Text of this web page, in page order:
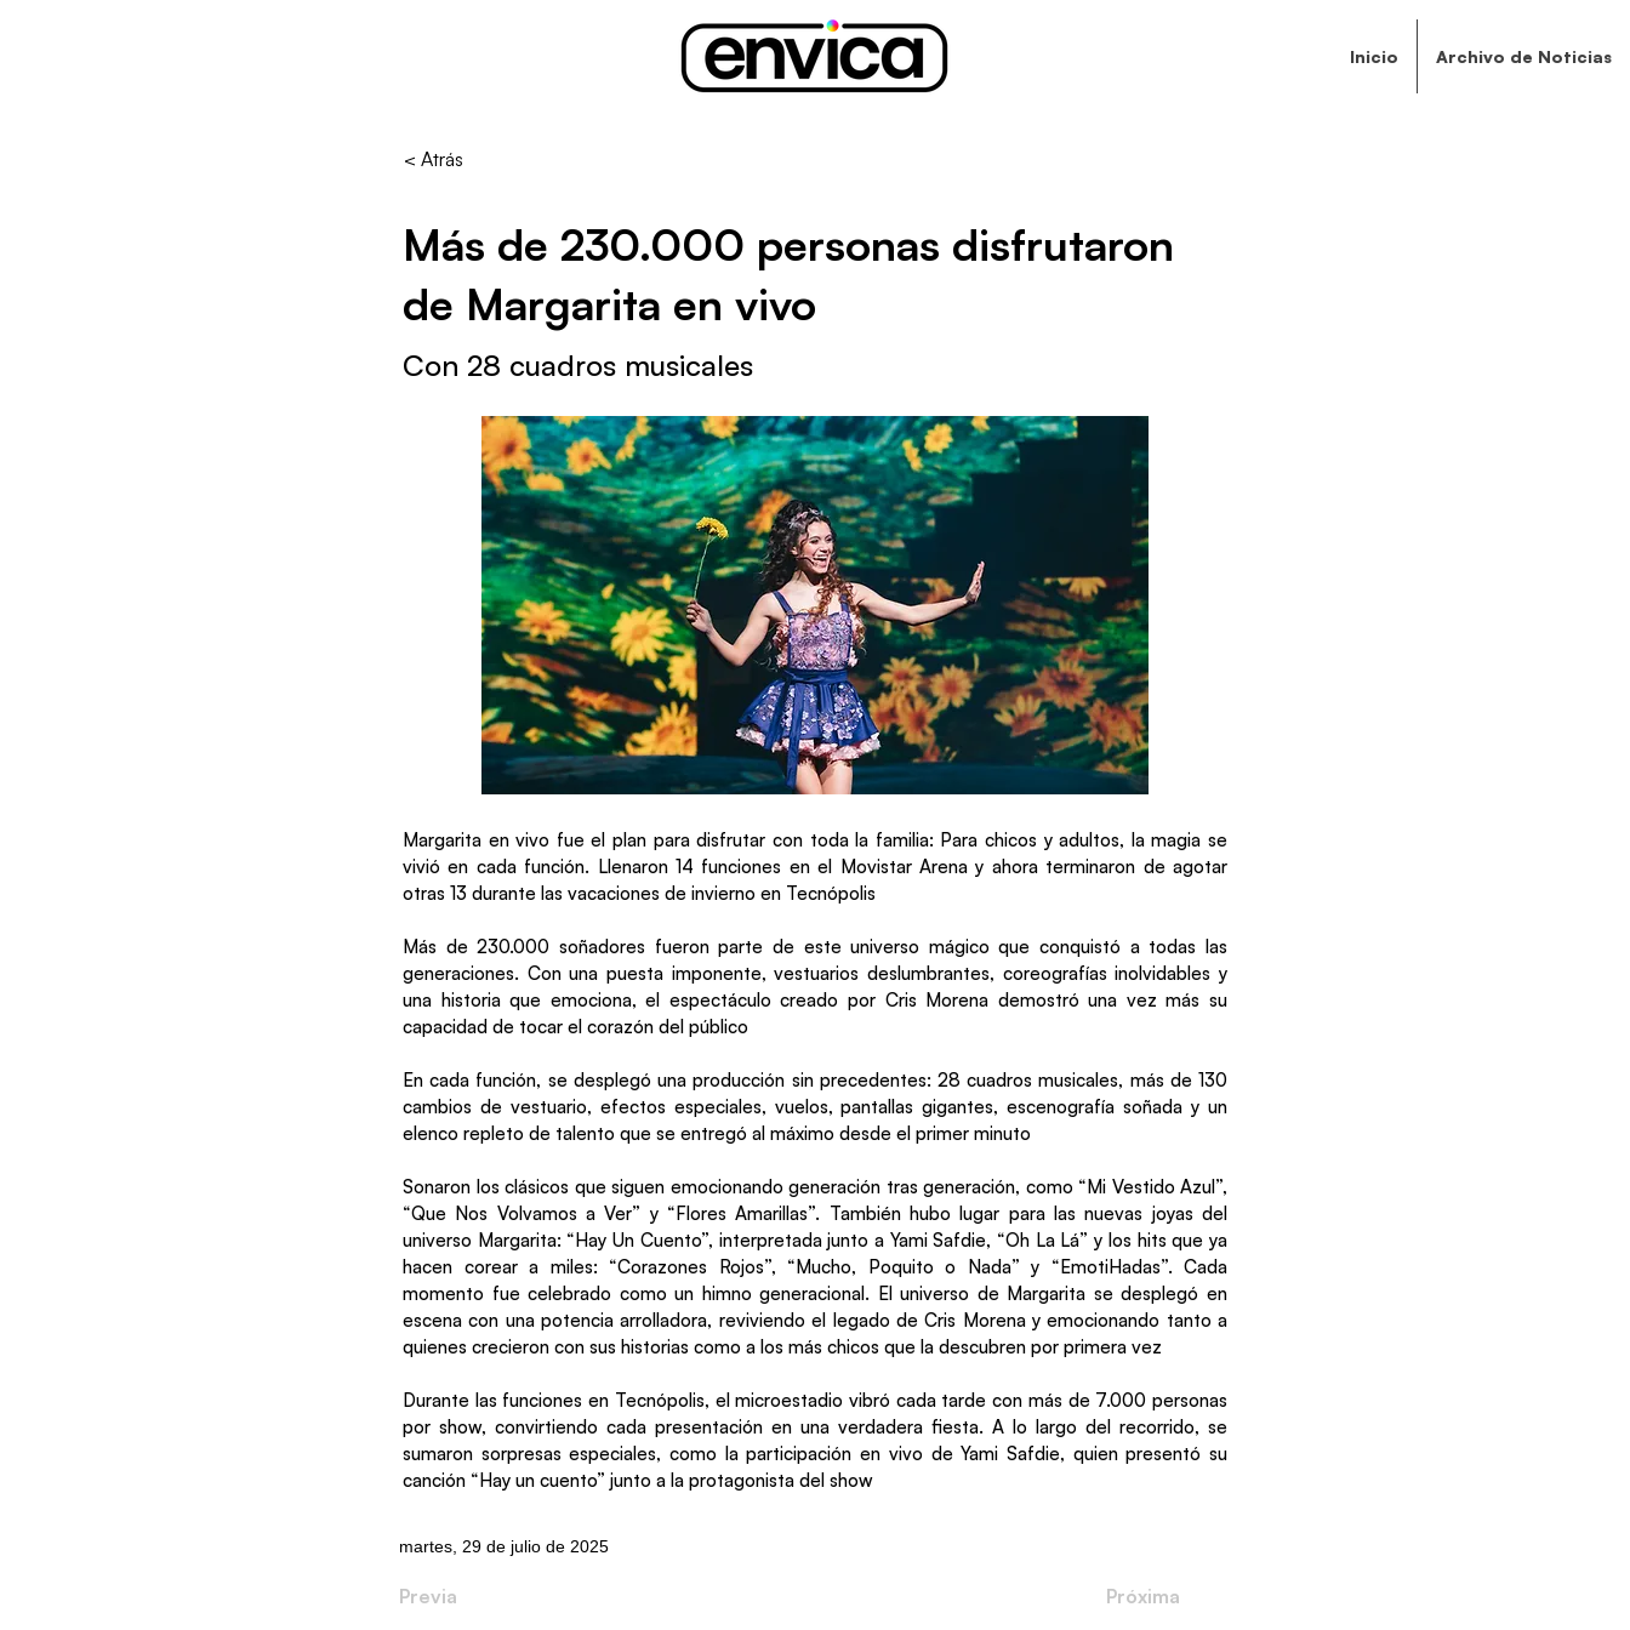
Inicio Archivo de Noticias
< Atrás
Más de 230.000 personas disfrutaron
de Margarita en vivo
Con 28 cuadros musicales
Margarita en vivo fue el plan para disfrutar con toda la familia: Para chicos y adultos, la magia se
vivió en cada función. Llenaron 14 funciones en el Movistar Arena y ahora terminaron de agotar
otras 13 durante las vacaciones de invierno en Tecnópolis
Más de 230.000 soñadores fueron parte de este universo mágico que conquistó a todas las
generaciones. Con una puesta imponente, vestuarios deslumbrantes, coreografías inolvidables y
una historia que emociona, el espectáculo creado por Cris Morena demostró una vez más su
capacidad de tocar el corazón del público
En cada función, se desplegó una producción sin precedentes: 28 cuadros musicales, más de 130
cambios de vestuario, efectos especiales, vuelos, pantallas gigantes, escenografía soñada y un
elenco repleto de talento que se entregó al máximo desde el primer minuto
Sonaron los clásicos que siguen emocionando generación tras generación, como “Mi Vestido Azul”,
“Que Nos Volvamos a Ver” y “Flores Amarillas”. También hubo lugar para las nuevas joyas del
universo Margarita: “Hay Un Cuento”, interpretada junto a Yami Safdie, “Oh La Lá” y los hits que ya
hacen corear a miles: “Corazones Rojos”, “Mucho, Poquito o Nada” y “EmotiHadas”. Cada
momento fue celebrado como un himno generacional. El universo de Margarita se desplegó en
escena con una potencia arrolladora, reviviendo el legado de Cris Morena y emocionando tanto a
quienes crecieron con sus historias como a los más chicos que la descubren por primera vez
Durante las funciones en Tecnópolis, el microestadio vibró cada tarde con más de 7.000 personas
por show, convirtiendo cada presentación en una verdadera fiesta. A lo largo del recorrido, se
sumaron sorpresas especiales, como la participación en vivo de Yami Safdie, quien presentó su
canción “Hay un cuento” junto a la protagonista del show
martes, 29 de julio de 2025
Previa Próxima